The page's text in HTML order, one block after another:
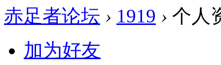
赤足者论坛 › 1919 › 个人
加为好友